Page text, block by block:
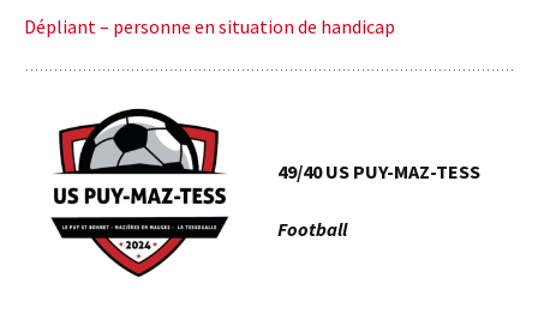
Dépliant – personne en situation de handicap
49/40 US PUY-MAZ-TESS
Football